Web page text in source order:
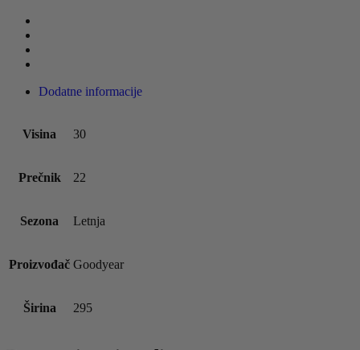
Dodatne informacije
Visina 30
Prečnik 22
Sezona Letnja
Proizvođač Goodyear
Širina 295